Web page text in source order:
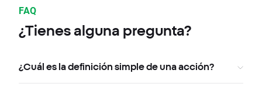
FAQ
¿Tienes alguna pregunta?
¿Cuál es la definición simple de una acción?